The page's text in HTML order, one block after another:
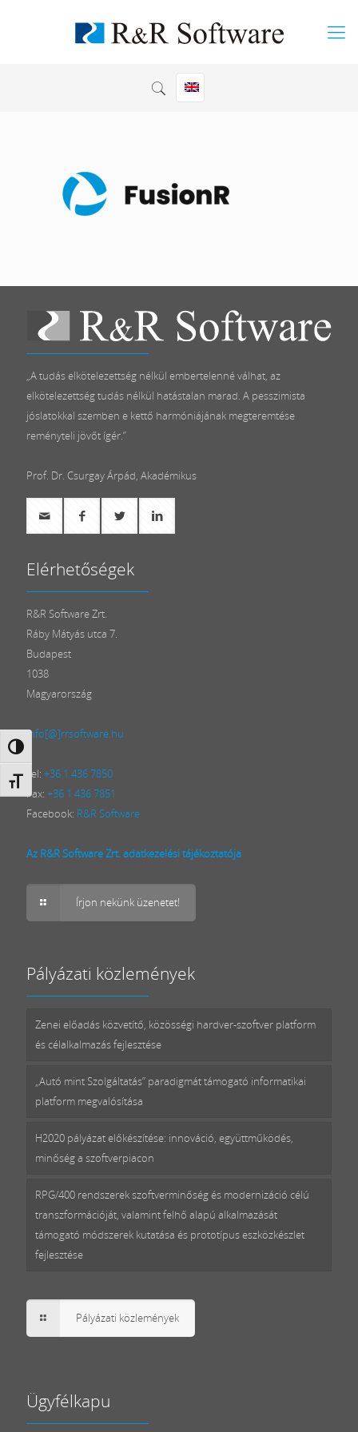
Nagy kontraszt váltása
Betűméret váltása
„A tudás elkötelezettség nélkül embertelenné válhat, az
elkötelezettség tudás nélkül hatástalan marad. A pesszimista
jóslatokkal szemben e kettő harmóniájának megteremtése
reményteli jövőt ígér.”
Prof. Dr. Csurgay Árpád, Akadémikus
Elérhetőségek
R&R Software Zrt.
Ráby Mátyás utca 7.
Budapest
1038
Magyarország
info[@]rrsoftware.hu
Tel: +36 1 436 7850
Fax: +36 1 436 7851
Facebook: R&R Software
Az R&R Software Zrt. adatkezelési tájékoztatója
Írjon nekünk üzenetet!
Pályázati közlemények
Zenei előadás közvetítő, közösségi hardver-szoftver platform
és célalkalmazás fejlesztése
„Autó mint Szolgáltatás” paradigmát támogató informatikai
platform megvalósítása
H2020 pályázat előkészítése: innováció, együttműködés,
minőség a szoftverpiacon
RPG/400 rendszerek szoftverminőség és modernizáció célú
transzformációját, valamint felhő alapú alkalmazását
támogató módszerek kutatása és prototípus eszközkészlet
fejlesztése
Pályázati közlemények
Ügyfélkapu